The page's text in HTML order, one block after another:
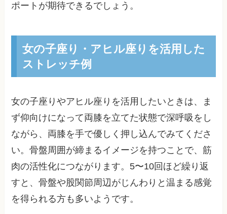
ポートが期待できるでしょう。
女の子座り・アヒル座りを活用した
ストレッチ例
女の子座りやアヒル座りを活用したいときは、ま
ず仰向けになって両膝を立てた状態で深呼吸をし
ながら、両膝を手で優しく押し込んでみてくださ
い。骨盤周囲が締まるイメージを持つことで、筋
肉の活性化につながります。5〜10回ほど繰り返
すと、骨盤や股関節周辺がじんわりと温まる感覚
を得られる方も多いようです。